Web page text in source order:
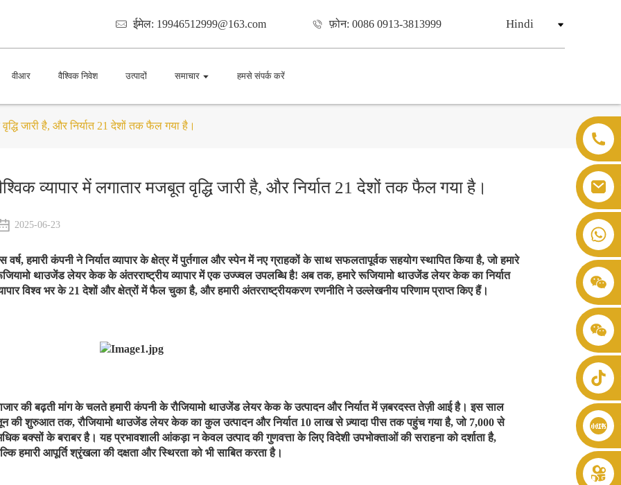
ईमेल: 19946512999@163.com फ़ोन: 0086 0913-3813999 Hindi
वीआर वैश्विक निवेश उत्पादों समाचार हमसे संपर्क करें
जारी है, और निर्यात 21 देशों तक फैल गया है।
व्यापार में लगातार मजबूत वृद्धि जारी है, और निर्यात 21 देशों तक फैल गया है।
2025-06-23
वर्ष, हमारी कंपनी ने निर्यात व्यापार के क्षेत्र में पुर्तगाल और स्पेन में नए ग्राहकों के साथ सफलतापूर्वक सहयोग स्थापित किया है, जो हमारे
थाउजेंड लेयर केक के अंतरराष्ट्रीय व्यापार में एक उज्ज्वल उपलब्धि है! अब तक, हमारे रूजियामो थाउजेंड लेयर केक का निर्यात
विश्व भर के 21 देशों और क्षेत्रों में फैल चुका है, और हमारी अंतरराष्ट्रीयकरण रणनीति ने उल्लेखनीय परिणाम प्राप्त किए हैं।
की बढ़ती मांग के चलते हमारी कंपनी के रौजियामो थाउजेंड लेयर केक के उत्पादन और निर्यात में ज़बरदस्त तेज़ी आई है। इस साल
की शुरुआत तक, रौजियामो थाउजेंड लेयर केक का कुल उत्पादन और निर्यात 10 लाख से ज़्यादा पीस तक पहुंच गया है, जो 7,000 से
बक्सों के बराबर है। यह प्रभावशाली आंकड़ा न केवल उत्पाद की गुणवत्ता के लिए विदेशी उपभोक्ताओं की सराहना को दर्शाता है,
हमारी आपूर्ति श्रृंखला की दक्षता और स्थिरता को भी साबित करता है।